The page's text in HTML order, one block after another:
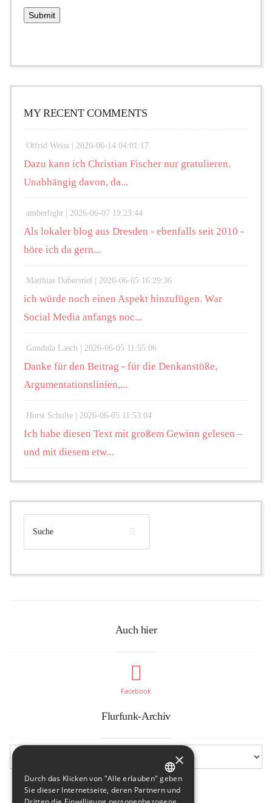
MY RECENT COMMENTS
Otfrid Weiss | 2026-06-14 04:01:17
Dazu kann ich Christian Fischer nur gratulieren.
Unabhängig davon, da...
amberlight | 2026-06-07 19:23:44
Als lokaler blog aus Dresden - ebenfalls seit 2010 -
höre ich da gern...
Matthias Daberstiel | 2026-06-05 16:29:36
ich würde noch einen Aspekt hinzufügen. War
Social Media anfangs noc...
Gundula Lasch | 2026-06-05 11:55:06
Danke für den Beitrag - für die Denkanstöße,
Argumentationslinien,...
Horst Schulte | 2026-06-05 11:53:04
Ich habe diesen Text mit großem Gewinn gelesen –
und mit diesem etw...
Auch hier
Facebook
Flurfunk-Archiv
GERMAN
×
Durch das Klicken von "Alle erlauben" geben
Sie dieser Internetseite, deren Partnern und